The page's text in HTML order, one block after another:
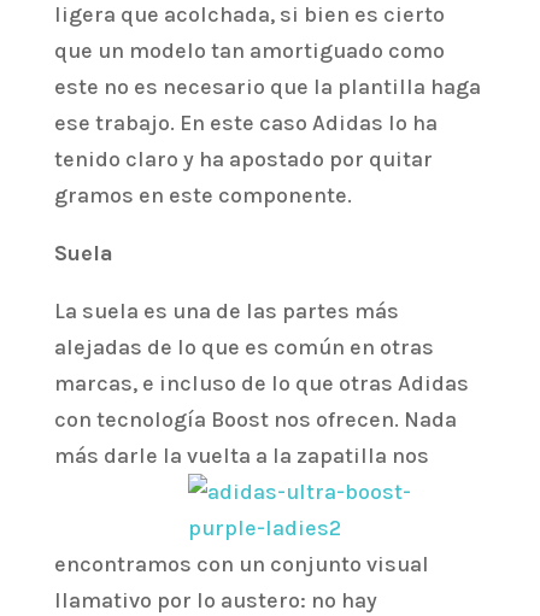
ligera que acolchada, si bien es cierto
que un modelo tan amortiguado como
este no es necesario que la plantilla haga
ese trabajo. En este caso Adidas lo ha
tenido claro y ha apostado por quitar
gramos en este componente.
Suela
La suela es una de las partes más
alejadas de lo que es común en otras
marcas, e incluso de lo que otras Adidas
con tecnología Boost nos ofrecen. Nada
más darle la vuelta a la zapatilla nos
encontramos con un conjunto visual
llamativo por lo austero: no hay